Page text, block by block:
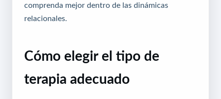
comprenda mejor dentro de las dinámicas
relacionales.
Cómo elegir el tipo de
terapia adecuado